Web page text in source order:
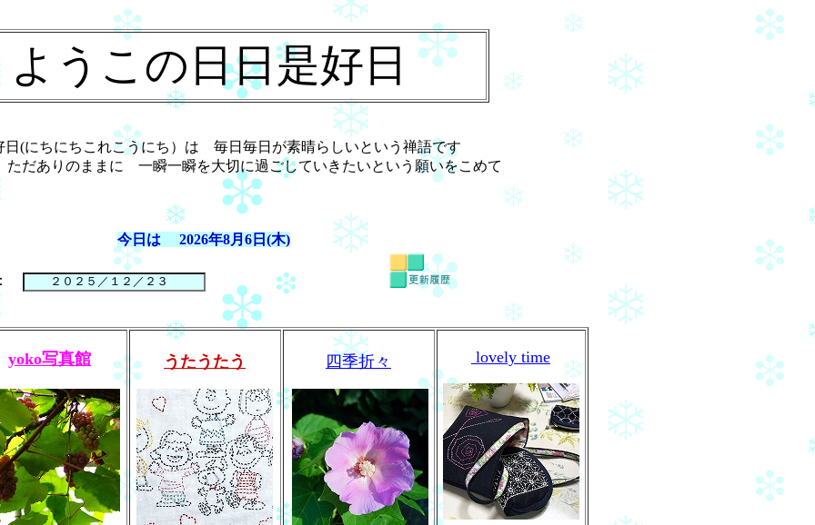
ようこの日日是好日
日(にちにちこれこうにち）は 毎日毎日が素晴らしいという禅語です
だありのままに 一瞬一瞬を大切に過ごしていきたいという願いをこめて
今日は 2026年8月6日(木)
yoko写真館 うたうたう 四季折々 lovely time